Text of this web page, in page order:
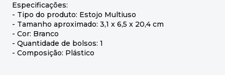
Especificações:
- Tipo do produto: Estojo Multiuso
- Tamanho aproximado: 3,1 x 6,5 x 20,4 cm
- Cor: Branco
- Quantidade de bolsos: 1
- Composição: Plástico